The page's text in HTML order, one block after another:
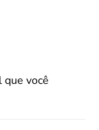
você